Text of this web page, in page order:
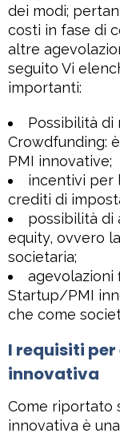
dei modi;
costi in fase di
altre
seguito Vi
importanti:
Possibilità
Crowdfunding:
PMI innovative;
incentivi per
crediti di
possibilità
equity, ovvero
societaria;
agevolazioni
Startup/PMI
che come
I requisiti per
innovativa
Come riportato
innovativa è